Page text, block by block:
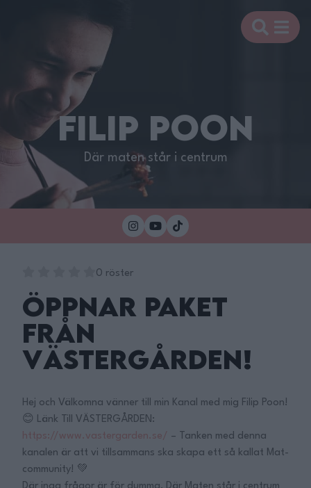
FILIP POON
Där maten står i centrum
0 röster
Öppnar Paket
från
Västergården!
Hej och Välkomna vänner till min Kanal med mig Filip Poon!
😊 Länk Till VÄSTERGÅRDEN:
https://www.vastergarden.se/ – Tanken med denna
kanalen är att vi tillsammans ska skapa ett så kallat Mat-
community! 💚